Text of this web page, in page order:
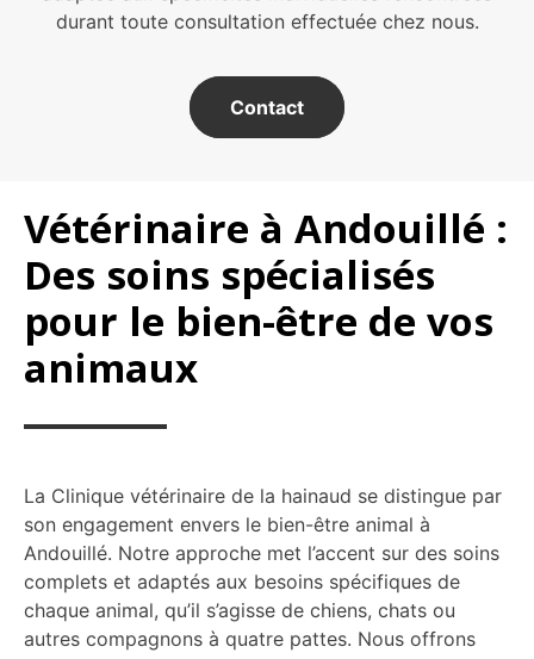
durant toute consultation effectuée chez nous.
Contact
Vétérinaire à Andouillé :
Des soins spécialisés
pour le bien-être de vos
animaux
La Clinique vétérinaire de la hainaud se distingue par
son engagement envers le bien-être animal à
Andouillé. Notre approche met l’accent sur des soins
complets et adaptés aux besoins spécifiques de
chaque animal, qu’il s’agisse de chiens, chats ou
autres compagnons à quatre pattes. Nous offrons